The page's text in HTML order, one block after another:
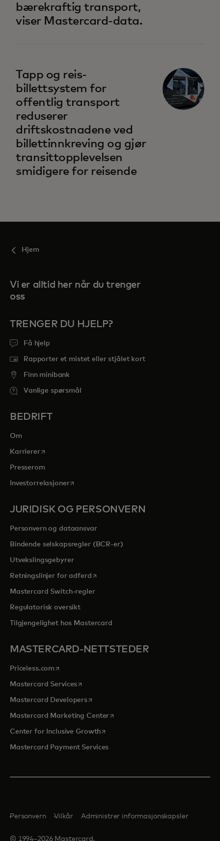
bærekraftig transport,
viser Mastercard-data.
Tapp og reis-
billettsystem for
offentlig transport
reduserer
driftskostnadene ved
billettinnkreving og gjør
transittopplevelsen
smidigere for reisende
opens in a new tab
Hjem
Vi er alltid her når du trenger
oss
TRENGER DU HJELP?
Få hjelp
Rapporter et mistet eller stjålet kort
Finn minibank
Vanlige spørsmål
BEDRIFT
Om
Karriereropens in a new tab
Presserom
Investorrelasjoneropens in a new tab
JURIDISK OG PERSONVERN
Personvern og dataansvar
Bindende selskapsregler (BCR-er)
Utvekslingsgebyrer
Retningslinjer for adferdopens in a new tab
Mastercard Switch-regler
Regulatorisk oversikt
Tilgjengelighet hos Mastercard
MASTERCARD-NETTSTEDER
Priceless.com opens in a new tab
Mastercard Servicesopens in a new tab
Mastercard Developersopens in a new tab
Mastercard Marketing Centeropens in a new tab
Center for Inclusive Growthopens in a new tab
Mastercard Payment Services
© 1994–2026 Mastercard.
Personvern Vilkår Administrer informasjonskapsler